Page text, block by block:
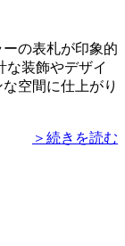
の表札が印象的
装飾やデザイ
空間に仕上がり
＞続きを読む